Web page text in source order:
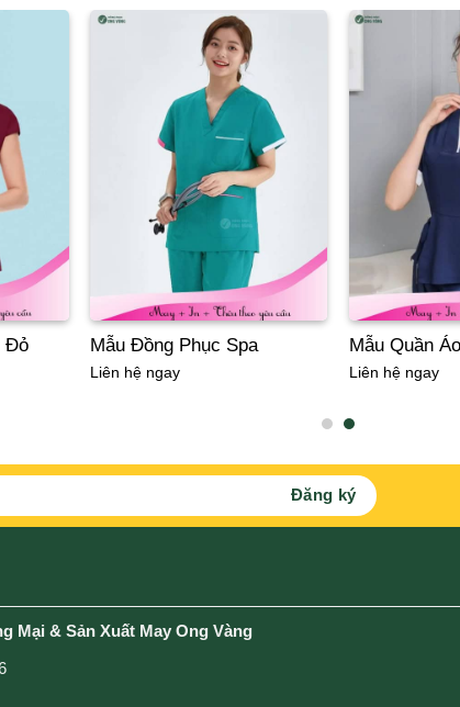
Mẫu Quần
Liên hệ ngay
Mẫu Đồng Phục Spa
Liên hệ ngay
Đỏ
Mại & Sản Xuất May Ong Vàng